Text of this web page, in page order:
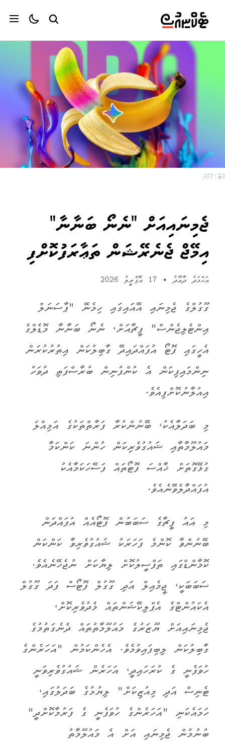
ފޮޓޯ : ގޫގުލް
ޖެމިނައިއަށް "ނެނޯ ބަނާނާ"
އިމޭޖް ޖެނެރޭޝަން ތަޢާރަފުކޮށްފި
އަޙްމަދު ދާއޫދު •
ގޫގުލްގެ ޖެމިނައި އޭއައިގައި ހިމެނޭ "ޕާސަނަލް
އިންޓެލިޖެންސް" ފީޗާއަށް، ނެނޯ ބަނާނާ މޮޑެލްގެ
އެހީގައި ފޮޓޯ އުފައްދައިދޭ ގާބިލުކަން އިތުރުކުރަން
ނިންމައިފިކަން އެ ކުންފުނިން ބުރާސްފަތި ދުވަހު
އިއުލާނުކޮށްފިއެވެ.
މި ބަދަލާއެކު، ބޭނުންކުރާ ފަރާތްތަކުގެ އަމިއްލަ
މައުލޫމާތާއި ޝައުގުވެރިކަން ހުންނަ ކަންކަމާ
ގުޅޭގޮތަށް ޚާއްސަ ފޮޓޯތައް ފަސޭހަކަމާއެކު
އުފައްދާލެވޭނެއެވެ.
މި އައު ފީޗާގެ ސަބަބުން ފޮޓޯއެއް އުފައްދަން
ބޭނުންވާ ކޮންމެ ފަހަރަކު ޝައުގުވެރިވާ ކަންކަން
ކޮމާންޑްގައި ތަފްސީލުކޮށް ލިޔާކަށް ނުޖެހޭނެއެވެ.
ސަބަބަކީ، ޖީމެއިލް އަދި ގޫގުލް ފޮޓޯސް ފަދަ ގޫގުލް
އެކައުންޓްގެ އެޕްލިކޭޝަންތައް މެދުވެރިކޮށް،
ޖެމިނައިއަށް ޔޫޒަރުގެ މައުލޫމާތުތައް ދެނެގަތުމުގެ
ގާބިލުކަން ލިބިފައިވުމެވެ. އެހެންކަމުން "އަހަރެންގެ
ހުވަފެނީ ގެ ކުރަހައިދީ، އަހަރެން ޝައުގުވެރިވަނީ
ޓެނިސް އަދި މިއުޒިކަށް" ލިޔުމުގެ ބަދަލުގައި،
ހަމައެކަނި "އަހަރެންގެ ހުވަފެނީ ގެ ފަރުމާކޮށްދީ"
ބުނުމުން ޖެމިނައި އަށް އެ މައުލޫމާތު